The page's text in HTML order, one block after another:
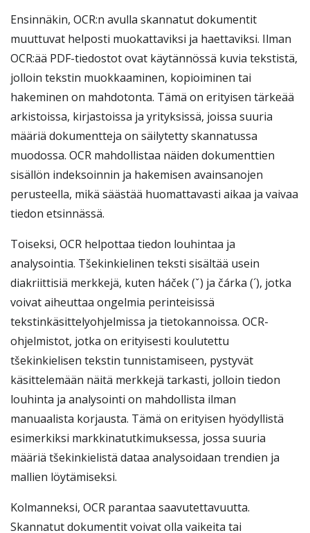
Ensinnäkin, OCR:n avulla skannatut dokumentit
muuttuvat helposti muokattaviksi ja haettaviksi. Ilman
OCR:ää PDF-tiedostot ovat käytännössä kuvia tekstistä,
jolloin tekstin muokkaaminen, kopioiminen tai
hakeminen on mahdotonta. Tämä on erityisen tärkeää
arkistoissa, kirjastoissa ja yrityksissä, joissa suuria
määriä dokumentteja on säilytetty skannatussa
muodossa. OCR mahdollistaa näiden dokumenttien
sisällön indeksoinnin ja hakemisen avainsanojen
perusteella, mikä säästää huomattavasti aikaa ja vaivaa
tiedon etsinnässä.
Toiseksi, OCR helpottaa tiedon louhintaa ja
analysointia. Tšekinkielinen teksti sisältää usein
diakriittisiä merkkejä, kuten háček (ˇ) ja čárka (´), jotka
voivat aiheuttaa ongelmia perinteisissä
tekstinkäsittelyohjelmissa ja tietokannoissa. OCR-
ohjelmistot, jotka on erityisesti koulutettu
tšekinkielisen tekstin tunnistamiseen, pystyvät
käsittelemään näitä merkkejä tarkasti, jolloin tiedon
louhinta ja analysointi on mahdollista ilman
manuaalista korjausta. Tämä on erityisen hyödyllistä
esimerkiksi markkinatutkimuksessa, jossa suuria
määriä tšekinkielistä dataa analysoidaan trendien ja
mallien löytämiseksi.
Kolmanneksi, OCR parantaa saavutettavuutta.
Skannatut dokumentit voivat olla vaikeita tai